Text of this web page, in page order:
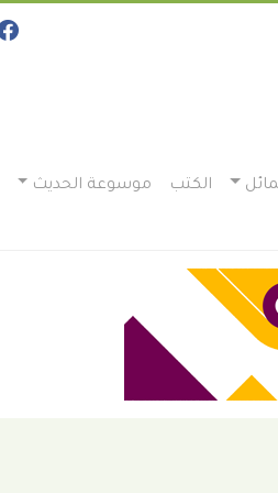
الكتب موسوعة الحديث